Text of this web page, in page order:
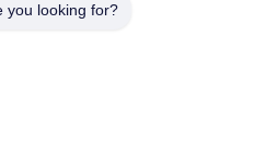
you looking for?